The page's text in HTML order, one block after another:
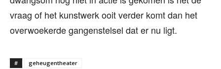
vraag of het kunstwerk ooit verder komt dan het
overwoekerde gangenstelsel dat er nu ligt.
# geheugentheater